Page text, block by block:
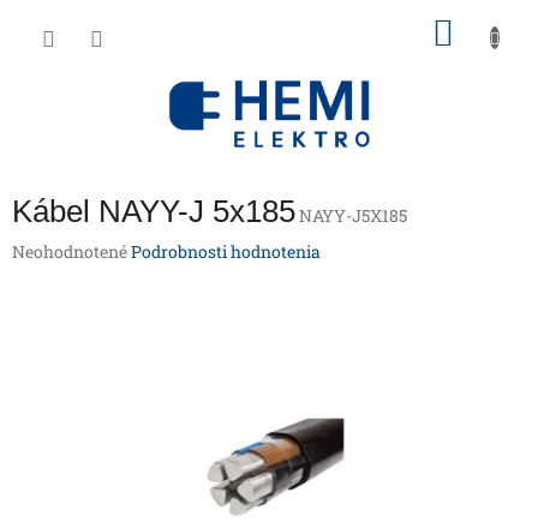
Kábel NAYY-J 5x185NAYY-J5X185
Priemerné
NeohodnotenéPodrobnosti hodnotenia